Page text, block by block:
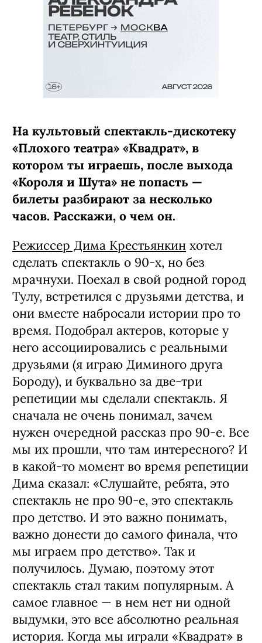
На культовый спектакль-дискотеку
«Плохого театра» «Квадрат», в
котором ты играешь, после выхода
«Короля и Шута» не попасть —
билеты разбирают за несколько
часов. Расскажи, о чем он.
Режиссер Дима Крестьянкин хотел
сделать спектакль о 90‑х, но без
мрачнухи. Поехал в свой родной город
Тулу, встретился с друзьями детства, и
они вместе набросали истории про то
время. Подобрал актеров, которые у
него ассоциировались с реальными
друзьями (я играю Диминого друга
Бороду), и буквально за две-три
репетиции мы сделали спектакль. Я
сначала не очень понимал, зачем
нужен очередной рассказ про 90‑е. Все
мы их прошли, что там интересного? И
в какой‑то момент во время репетиции
Дима сказал: «Слушайте, ребята, это
спектакль не про 90‑е, это спектакль
про детство. И это важно понимать,
важно донести до самого финала, что
мы играем про детство». Так и
получилось. Думаю, поэтому этот
спектакль стал таким популярным. А
самое главное — в нем нет ни одной
выдумки, это все абсолютно реальная
история. Когда мы играли «Квадрат» в